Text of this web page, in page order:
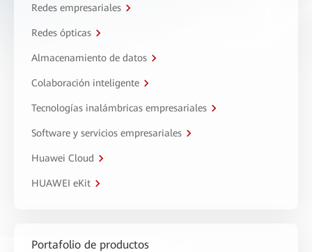
Redes empresariales
Redes ópticas
Almacenamiento de datos
Colaboración inteligente
Tecnologías inalámbricas empresariales
Software y servicios empresariales
Huawei Cloud
HUAWEI eKit
Portafolio de productos